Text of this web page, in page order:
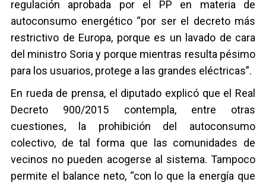
regulación aprobada por el PP en materia de
autoconsumo energético “por ser el decreto más
restrictivo de Europa, porque es un lavado de cara
del ministro Soria y porque mientras resulta pésimo
para los usuarios, protege a las grandes eléctricas”.
En rueda de prensa, el diputado explicó que el Real
Decreto 900/2015 contempla, entre otras
cuestiones, la prohibición del autoconsumo
colectivo, de tal forma que las comunidades de
vecinos no pueden acogerse al sistema. Tampoco
permite el balance neto, “con lo que la energía que